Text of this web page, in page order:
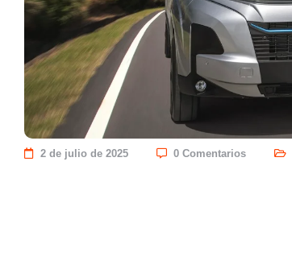
2 de julio de 2025 0 Comentarios